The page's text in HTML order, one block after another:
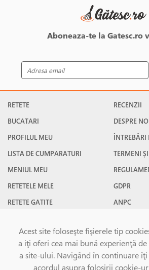
Acest site foloseşte fişierele tip
a iţi oferi cea mai bună experienţă
a site-ului. Navigând în continuare
acordul asupra folosirii cookie-
Aboneaza-te la Gatesc.ro
RETETE
BUCATARI
PROFILUL MEU
LISTA DE CUMPARATURI
MENIUL MEU
RETETELE MELE
RETETE GATITE
RECENZII
DESPRE
ÎNTREBĂRI
TERMENI
GDPR
ANPC
©Gatesc.ro 2026